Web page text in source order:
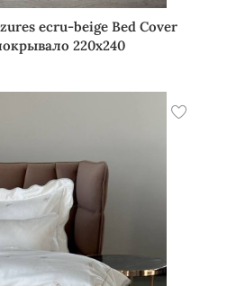
ecru-beige Bed Cover
220х240